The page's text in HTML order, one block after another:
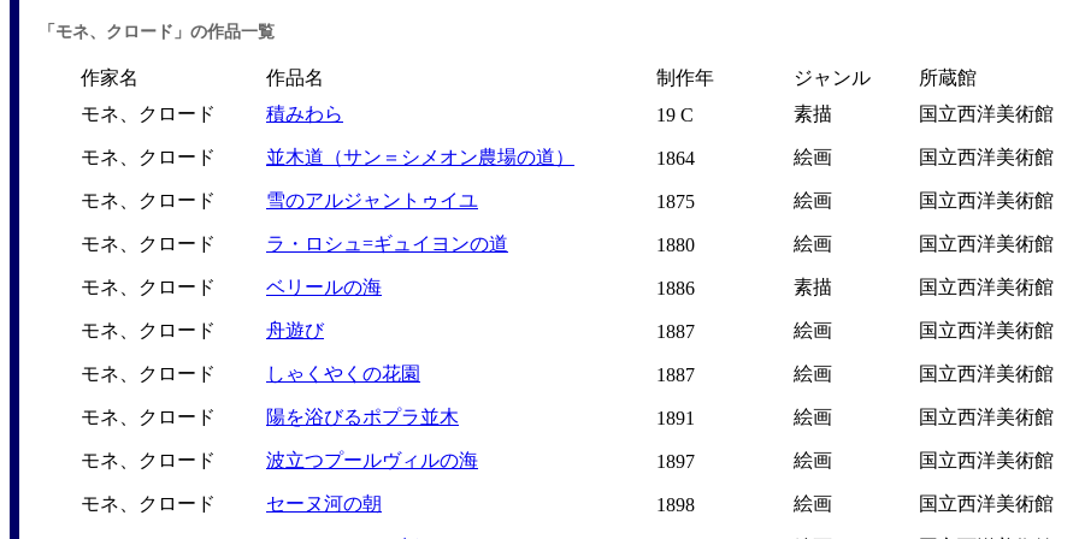
「モネ、クロード」の作品一覧
作家名 作品名 制作年 ジャンル
所蔵館
モネ、クロード
積みわら 19 C 素描 国立西洋美術館
モネ、クロード 並木道（サン＝シメオン農場の道） 1864 絵画 国立西洋美術館
モネ、クロード 雪のアルジャントゥイユ 1875 絵画 国立西洋美術館
モネ、クロード ラ・ロシュ=ギュイヨンの道 1880 絵画 国立西洋美術館
モネ、クロード ベリールの海 1886 素描 国立西洋美術館
モネ、クロード 舟遊び 1887 絵画 国立西洋美術館
モネ、クロード しゃくやくの花園 1887 絵画 国立西洋美術館
モネ、クロード 陽を浴びるポプラ並木 1891 絵画 国立西洋美術館
モネ、クロード 波立つプールヴィルの海 1897 絵画 国立西洋美術館
モネ、クロード セーヌ河の朝 1898 絵画 国立西洋美術館